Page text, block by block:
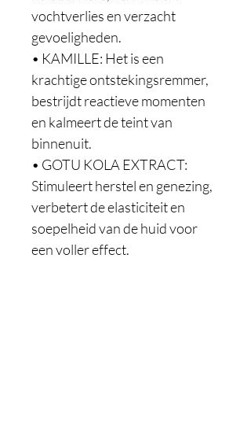
vochtverlies en verzacht
gevoeligheden.
• KAMILLE: Het is een
krachtige ontstekingsremmer,
bestrijdt reactieve momenten
en kalmeert de teint van
binnenuit.
• GOTU KOLA EXTRACT:
Stimuleert herstel en genezing,
verbetert de elasticiteit en
soepelheid van de huid voor
een voller effect.